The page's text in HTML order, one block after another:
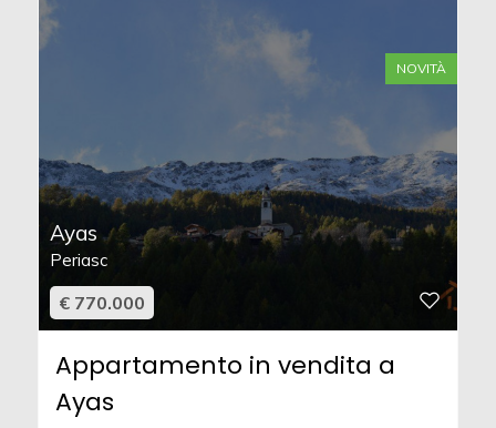
NOVITÀ
Ayas
Periasc
€ 770.000
Appartamento in vendita a
Ayas